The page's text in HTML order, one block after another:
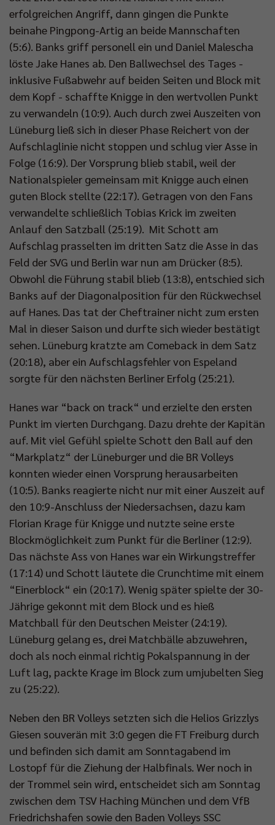
erfolgreichen Angriff, dann gingen die Punkte
beinahe Pingpong-Artig an beide Mannschaften
(5:6). Banks griff personell ein und Daniel Malescha
löste Jake Hanes ab. Den Ballwechsel des Tages -
inklusive Fußabwehr auf beiden Seiten und Block mit
dem Kopf - schaffte Knigge in den wertvollen Punkt
zu verwandeln (10:9). Auch durch zwei Auszeiten von
Lüneburg ließ sich in dieser Phase Reichert von der
Aufschlaglinie nicht stoppen und schlug vier Asse in
Folge (16:9). Der Vorsprung blieb stabil, weil der
Nationalspieler gemeinsam mit Knigge auch einen
guten Block stellte (22:17). Getragen von den Fans
verwandelte schließlich Tobias Krick im zweiten
Anlauf den Satzball (25:19). Mit Schott am
Aufschlag prasselten im dritten Satz die Asse in das
Feld der SVG und Berlin war nun am Drücker (8:5).
Obwohl die Führung stabil blieb (13:8), entschied sich
Banks auf der Diagonalposition für den Rückwechsel
auf Hanes. Das tat der Cheftrainer nicht zum ersten
Mal in dieser Saison und durfte sich wieder bestätigt
sehen. Lüneburg kratzte am Comeback in dem Satz
(20:18), aber ein Aufschlagsfehler von Espeland
sorgte für den nächsten Berliner Erfolg (25:21).
Hanes war “back on track“ und erzielte den ersten
Punkt im vierten Durchgang. Dazu drehte der Kapitän
auf. Mit viel Gefühl spielte Schott den Ball auf den
“Markplatz“ der Lüneburger und die BR Volleys
konnten wieder einen Vorsprung herausarbeiten
(10:5). Banks reagierte nicht nur mit einer Auszeit auf
den 10:9-Anschluss der Niedersachsen, dazu kam
Florian Krage für Knigge und nutzte seine erste
Blockmöglichkeit zum Punkt für die Berliner (12:9).
Das nächste Ass von Hanes war ein Wirkungstreffer
(17:14) und Schott läutete die Crunchtime mit einem
“Einerblock“ ein (20:17). Wenig später spielte der 30-
Jährige gekonnt mit dem Block und es hieß
Matchball für den Deutschen Meister (24:19).
Lüneburg gelang es, drei Matchbälle abzuwehren,
doch als noch einmal richtig Pokalspannung in der
Luft lag, packte Krage im Block zum umjubelten Sieg
zu (25:22).
Neben den BR Volleys setzten sich die Helios Grizzlys
Giesen souverän mit 3:0 gegen die FT Freiburg durch
und befinden sich damit am Sonntagabend im
Lostopf für die Ziehung der Halbfinals. Wer noch in
der Trommel sein wird, entscheidet sich am Sonntag
zwischen dem TSV Haching München und dem VfB
Friedrichshafen sowie den Baden Volleys SSC